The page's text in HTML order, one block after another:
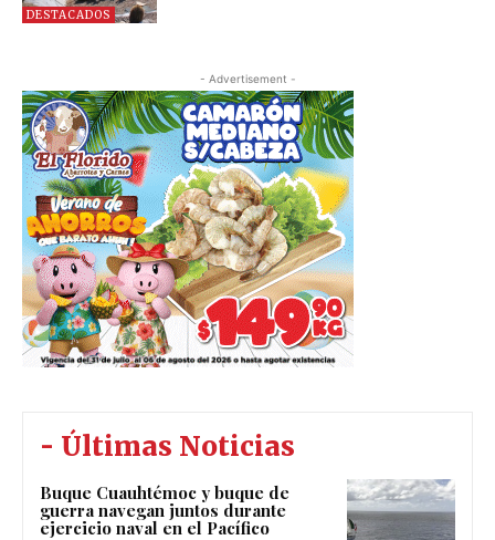
DESTACADOS
- Advertisement -
- Últimas Noticias
Buque Cuauhtémoc y buque de
guerra navegan juntos durante
ejercicio naval en el Pacífico